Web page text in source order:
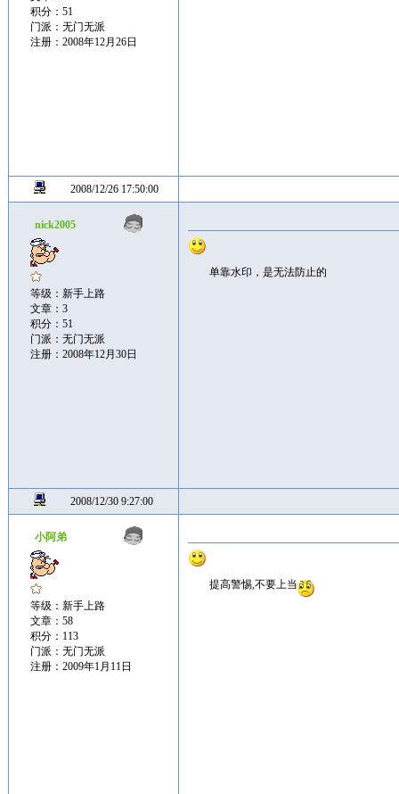
积分：51
门派：无门无派
注册：2008年12月26日
2008/12/26 17:50:00
nick2005
等级：新手上路
文章：3
积分：51
门派：无门无派
注册：2008年12月30日
单靠水印，是无法防止的
2008/12/30 9:27:00
小阿弟
等级：新手上路
文章：58
积分：113
门派：无门无派
注册：2009年1月11日
提高警惕,不要上当